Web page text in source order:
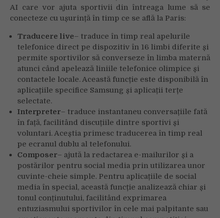
AI care vor ajuta sportivii din întreaga lume să se
conecteze cu ușurință în timp ce se află la Paris:
Traducere live– traduce în timp real apelurile
telefonice direct pe dispozitiv în 16 limbi diferite și
permite sportivilor să converseze în limba maternă
atunci când apelează liniile telefonice olimpice și
contactele locale. Această funcție este disponibilă în
aplicațiile specifice Samsung și aplicații terțe
selectate.
Interpreter– traduce instantaneu conversațiile fată
în față, facilitând discuțiile dintre sportivi și
voluntari. Aceștia primesc traducerea în timp real
pe ecranul dublu al telefonului.
Composer– ajută la redactarea e-mailurilor și a
postărilor pentru social media prin utilizarea unor
cuvinte-cheie simple. Pentru aplicațiile de social
media în special, această funcție analizează chiar și
tonul conținutului, facilitând exprimarea
entuziasmului sportivilor în cele mai palpitante sau